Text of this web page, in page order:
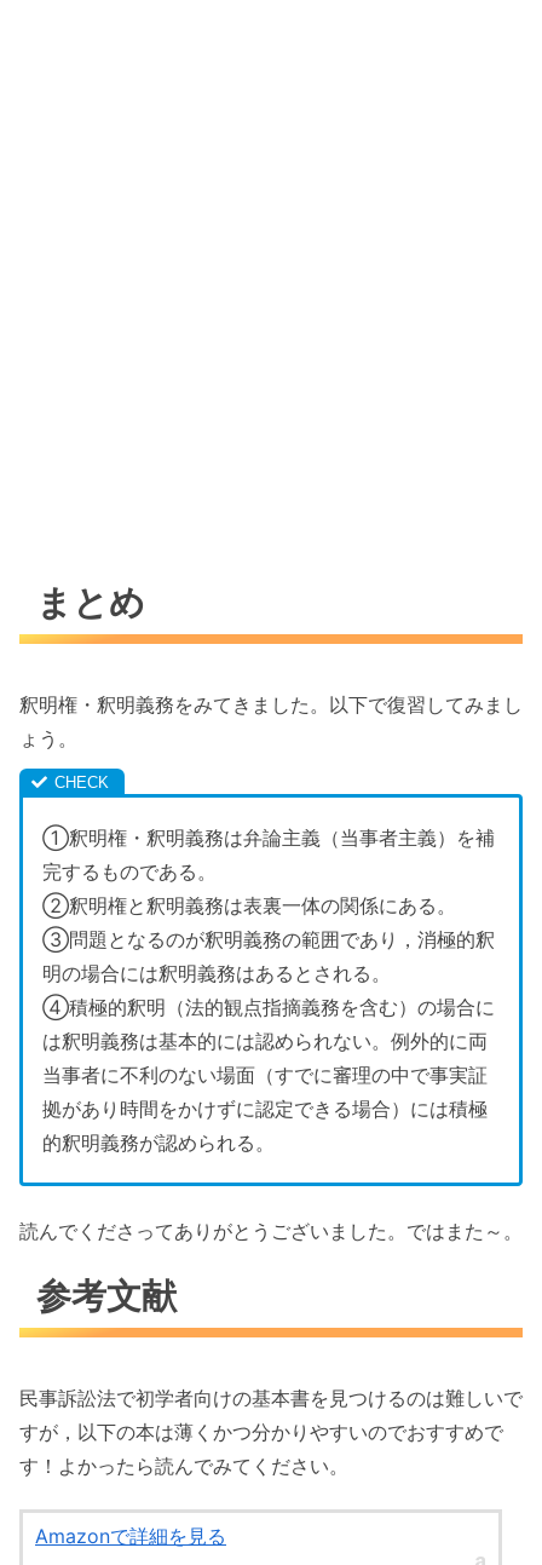
まとめ
釈明権・釈明義務をみてきました。以下で復習してみまし
ょう。
①釈明権・釈明義務は弁論主義（当事者主義）を補
完するものである。
②釈明権と釈明義務は表裏一体の関係にある。
③問題となるのが釈明義務の範囲であり，消極的釈
明の場合には釈明義務はあるとされる。
④積極的釈明（法的観点指摘義務を含む）の場合に
は釈明義務は基本的には認められない。例外的に両
当事者に不利のない場面（すでに審理の中で事実証
拠があり時間をかけずに認定できる場合）には積極
的釈明義務が認められる。
読んでくださってありがとうございました。ではまた～。
参考文献
民事訴訟法で初学者向けの基本書を見つけるのは難しいで
すが，以下の本は薄くかつ分かりやすいのでおすすめで
す！よかったら読んでみてください。
Amazonで詳細を見る